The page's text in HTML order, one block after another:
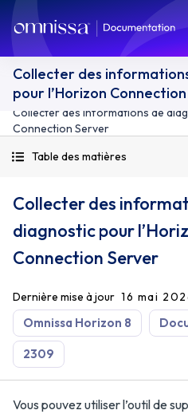
Collecter des
pour l’Horizon
Collecter des informations de
Connection Server
Table des matières
Collecter des
diagnostic pour
Connection Server
Dernière mise à jour 16 mai
Omnissa Horizon 8
2309
Vous pouvez utiliser l’outil de